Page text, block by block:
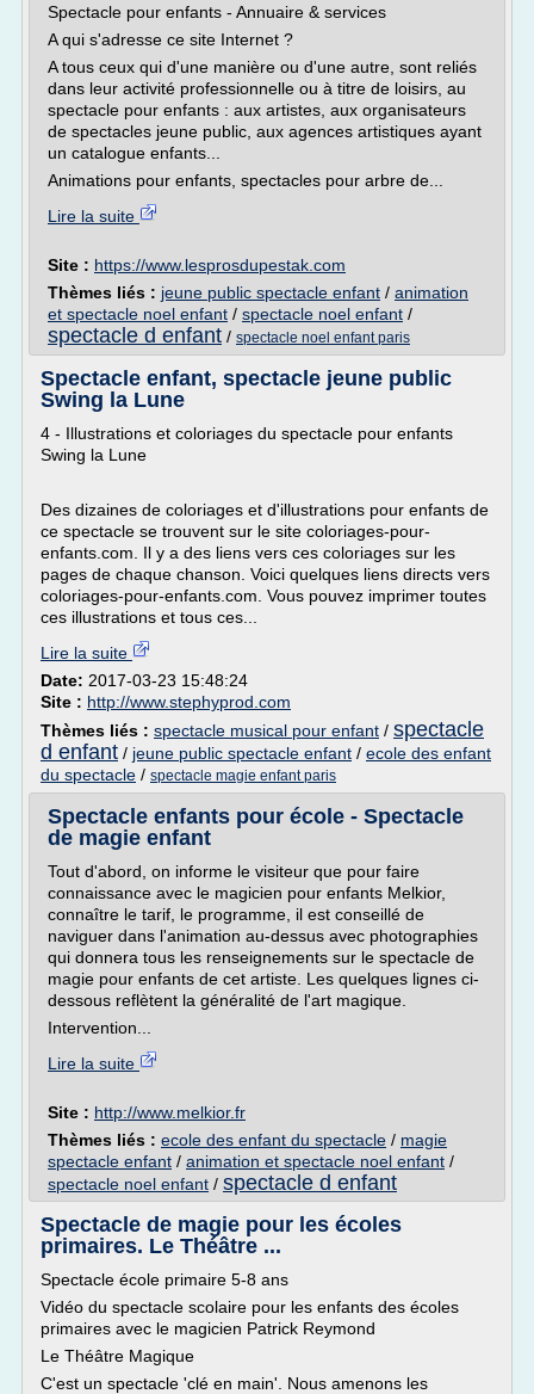
Spectacle pour enfants - Annuaire & services
A qui s'adresse ce site Internet ?
A tous ceux qui d'une manière ou d'une autre, sont reliés
dans leur activité professionnelle ou à titre de loisirs, au
spectacle pour enfants : aux artistes, aux organisateurs
de spectacles jeune public, aux agences artistiques ayant
un catalogue enfants...
Animations pour enfants, spectacles pour arbre de...
Lire la suite
Site : https://www.lesprosdupestak.com
Thèmes liés : jeune public spectacle enfant / animation
et spectacle noel enfant / spectacle noel enfant /
spectacle d enfant / spectacle noel enfant paris
Spectacle enfant, spectacle jeune public
Swing la Lune
4 - Illustrations et coloriages du spectacle pour enfants
Swing la Lune
Des dizaines de coloriages et d'illustrations pour enfants de
ce spectacle se trouvent sur le site coloriages-pour-
enfants.com. Il y a des liens vers ces coloriages sur les
pages de chaque chanson. Voici quelques liens directs vers
coloriages-pour-enfants.com. Vous pouvez imprimer toutes
ces illustrations et tous ces...
Lire la suite
Date: 2017-03-23 15:48:24
Site : http://www.stephyprod.com
Thèmes liés : spectacle musical pour enfant / spectacle
d enfant / jeune public spectacle enfant / ecole des enfant
du spectacle / spectacle magie enfant paris
Spectacle enfants pour école - Spectacle
de magie enfant
Tout d'abord, on informe le visiteur que pour faire
connaissance avec le magicien pour enfants Melkior,
connaître le tarif, le programme, il est conseillé de
naviguer dans l'animation au-dessus avec photographies
qui donnera tous les renseignements sur le spectacle de
magie pour enfants de cet artiste. Les quelques lignes ci-
dessous reflètent la généralité de l'art magique.
Intervention...
Lire la suite
Site : http://www.melkior.fr
Thèmes liés : ecole des enfant du spectacle / magie
spectacle enfant / animation et spectacle noel enfant /
spectacle noel enfant / spectacle d enfant
Spectacle de magie pour les écoles
primaires. Le Théâtre ...
Spectacle école primaire 5-8 ans
Vidéo du spectacle scolaire pour les enfants des écoles
primaires avec le magicien Patrick Reymond
Le Théâtre Magique
C'est un spectacle 'clé en main'. Nous amenons les